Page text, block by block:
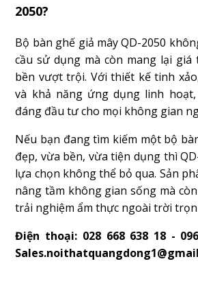
2050?
Bộ bàn ghế giả mây QD-2050
cầu sử dụng mà còn mang lại
bền vượt trội. Với thiết kế tinh
và khả năng ứng dụng linh
đáng đầu tư cho mọi không gian
Nếu bạn đang tìm kiếm một bộ
đẹp, vừa bền, vừa tiện dụng thì
lựa chọn không thể bỏ qua. Sản
nâng tầm không gian sống mà
trải nghiệm ẩm thực ngoài trời
Điện thoại: 028 668 638 18 -